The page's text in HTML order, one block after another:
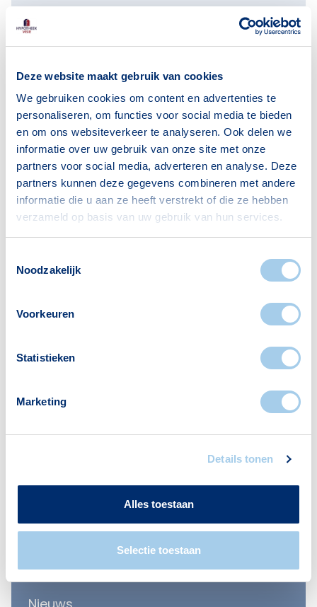
Deze website maakt gebruik van cookies
We gebruiken cookies om content en advertenties te
personaliseren, om functies voor social media te bieden
en om ons websiteverkeer te analyseren. Ook delen we
informatie over uw gebruik van onze site met onze
partners voor social media, adverteren en analyse. Deze
partners kunnen deze gegevens combineren met andere
informatie die u aan ze heeft verstrekt of die ze hebben
verzameld op basis van uw gebruik van hun services.
Noodzakelijk
Voorkeuren
Statistieken
Marketing
Details tonen
Alles toestaan
Selectie toestaan
Nieuws
De visie van Hypotheek Visie: de
annuïteitenhypotheek